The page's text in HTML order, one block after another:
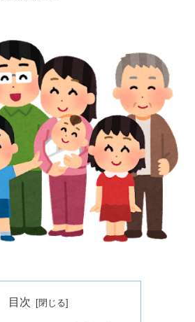
目次